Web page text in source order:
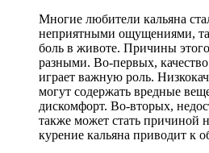
Многие любители кальяна
неприятными ощущениями,
боль в животе. Причины
разными. Во-первых,
играет важную роль.
могут содержать вредные
дискомфорт. Во-вторых,
также может стать причиной
курение кальяна приводит к